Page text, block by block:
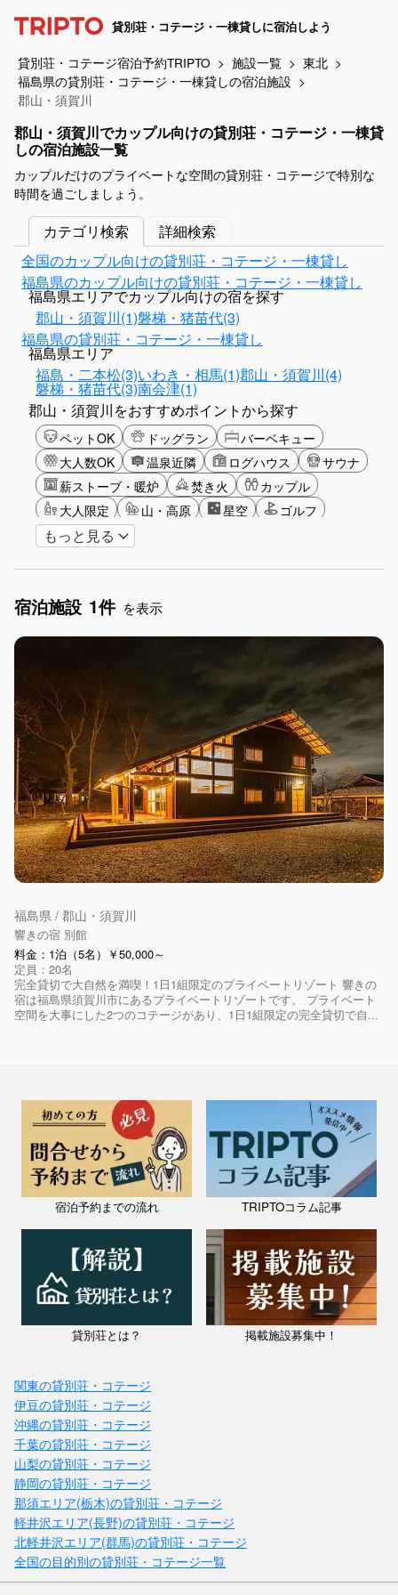
貸別荘・コテージ・一棟貸しに宿泊しよう
貸別荘・コテージ宿泊予約TRIPTO 施設一覧
東北
福島県の貸別荘・コテージ・一棟貸しの宿泊施設
郡山・須賀川
郡山・須賀川でカップル向けの貸別荘・コテージ・一棟貸
しの宿泊施設一覧
カップルだけのプライベートな空間の貸別荘・コテージで特別な
時間を過ごしましょう。
カテゴリ検索
詳細検索
全国のカップル向けの貸別荘・コテージ・一棟貸し
福島県のカップル向けの貸別荘・コテージ・一棟貸し
福島県エリアでカップル向けの宿を探す
郡山・須賀川(1)磐梯・猪苗代(3)
福島県の貸別荘・コテージ・一棟貸し
福島県エリア
福島・二本松(3)いわき・相馬(1)郡山・須賀川(4)
磐梯・猪苗代(3)南会津(1)
郡山・須賀川をおすすめポイントから探す
ペットOK ドッグラン
バーベキュー
大人数OK
温泉近隣 ログハウス
サウナ
薪ストーブ・暖炉
焚き火
カップル
大人限定
山・高原 星空
ゴルフ
ガーデニング
もっと見る
宿泊施設 1件 を表示
福島県 / 郡山・須賀川
響きの宿 別館
料金：1泊（5名）￥50,000～
定員：20名
完全貸切で大自然を満喫！1日1組限定のプライベートリゾート 響きの
宿は福島県須賀川市にあるプライベートリゾートです。 プライベート
空間を大事にした2つのコテージがあり、1日1組限定の完全貸切で自...
宿泊予約までの流れ TRIPTOコラム記事
貸別荘とは？ 掲載施設募集中！
関東の貸別荘・コテージ
伊豆の貸別荘・コテージ
沖縄の貸別荘・コテージ
千葉の貸別荘・コテージ
山梨の貸別荘・コテージ
静岡の貸別荘・コテージ
那須エリア(栃木)の貸別荘・コテージ
軽井沢エリア(長野)の貸別荘・コテージ
北軽井沢エリア(群馬)の貸別荘・コテージ
全国の目的別の貸別荘・コテージ一覧